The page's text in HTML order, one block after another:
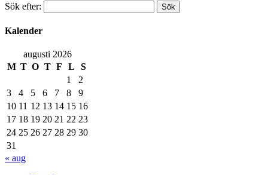
Sök efter:
Kalender
augusti 2026
M T O T F L
S
1
2
3
4 5 6 7 8
9
10 11 12 13 14 15 16
17 18 19 20 21 22 23
24 25 26 27 28 29 30
31
« aug